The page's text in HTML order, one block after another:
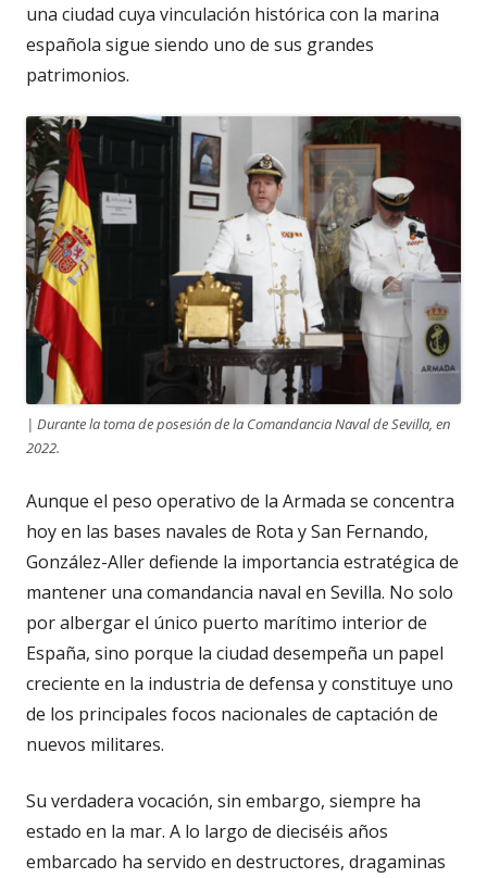
una ciudad cuya vinculación histórica con la marina
española sigue siendo uno de sus grandes
patrimonios.
| Durante la toma de posesión de la Comandancia Naval de Sevilla, en
2022.
Aunque el peso operativo de la Armada se concentra
hoy en las bases navales de Rota y San Fernando,
González-Aller defiende la importancia estratégica de
mantener una comandancia naval en Sevilla. No solo
por albergar el único puerto marítimo interior de
España, sino porque la ciudad desempeña un papel
creciente en la industria de defensa y constituye uno
de los principales focos nacionales de captación de
nuevos militares.
Su verdadera vocación, sin embargo, siempre ha
estado en la mar. A lo largo de dieciséis años
embarcado ha servido en destructores, dragaminas